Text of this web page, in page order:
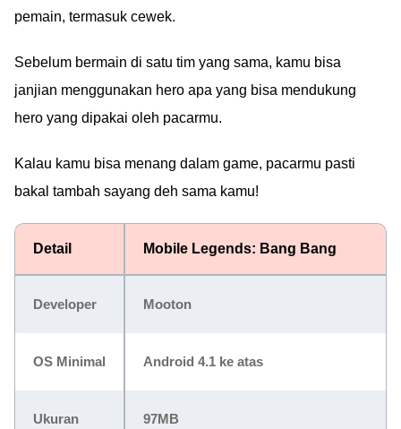
pemain, termasuk cewek.
Sebelum bermain di satu tim yang sama, kamu bisa
janjian menggunakan hero apa yang bisa mendukung
hero yang dipakai oleh pacarmu.
Kalau kamu bisa menang dalam game, pacarmu pasti
bakal tambah sayang deh sama kamu!
Detail Mobile Legends: Bang Bang
Developer Mooton
OS Minimal Android 4.1 ke atas
Ukuran 97MB